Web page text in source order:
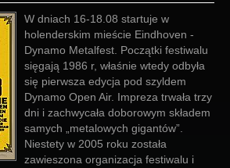
W dniach 16-18.08 startuje w
holenderskim mieście Eindhoven -
Dynamo Metalfest. Początki festiwalu
sięgają 1986 r, właśnie wtedy odbyła
się pierwsza edycja pod szyldem
Dynamo Open Air. Impreza trwała trzy
dni i zachwycała doborowym składem
samych „metalowych gigantów”.
Niestety w 2005 roku została
zawieszona organizacja festiwalu i